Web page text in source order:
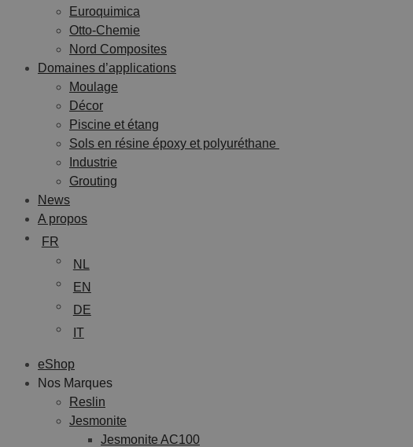
Euroquimica
Otto-Chemie
Nord Composites
Domaines d’applications
Moulage
Décor
Piscine et étang
Sols en résine époxy et polyuréthane
Industrie
Grouting
News
A propos
FR
NL
EN
DE
IT
eShop
Nos Marques
Reslin
Jesmonite
Jesmonite AC100